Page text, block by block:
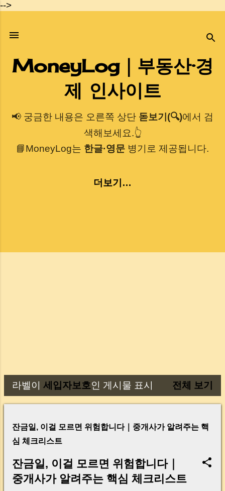
-->
기본 콘텐츠로 건너뛰기
MoneyLog｜부동산·경
제 인사이트
📢 궁금한 내용은 오른쪽 상단 돋보기(🔍)에서 검
색해보세요.👆
📘MoneyLog는 한글·영문 병기로 제공됩니다.
더보기…
글
라벨이 세입자보호인 게시물 표시 전체 보기
잔금일, 이걸 모르면 위험합니다｜중개사가 알려주는 핵
심 체크리스트
잔금일, 이걸 모르면 위험합니다｜
중개사가 알려주는 핵심 체크리스트